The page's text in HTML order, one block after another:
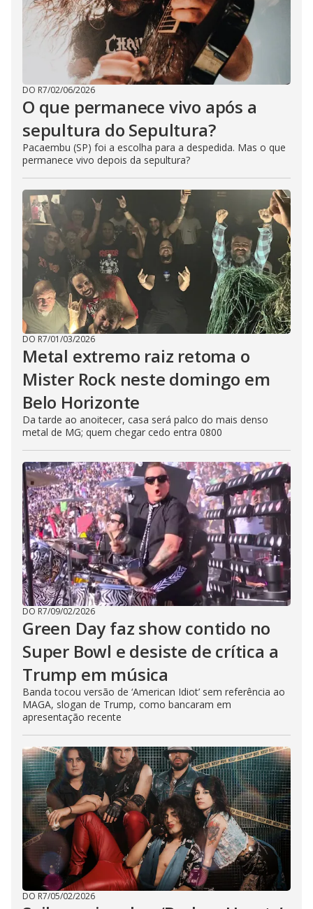
DO R7/02/06/2026
O que permanece vivo após a
sepultura do Sepultura?
Pacaembu (SP) foi a escolha para a despedida. Mas o que
permanece vivo depois da sepultura?
DO R7/01/03/2026
Metal extremo raiz retoma o
Mister Rock neste domingo em
Belo Horizonte
Da tarde ao anoitecer, casa será palco do mais denso
metal de MG; quem chegar cedo entra 0800
DO R7/09/02/2026
Green Day faz show contido no
Super Bowl e desiste de crítica a
Trump em música
Banda tocou versão de ‘American Idiot’ sem referência ao
MAGA, slogan de Trump, como bancaram em
apresentação recente
DO R7/05/02/2026